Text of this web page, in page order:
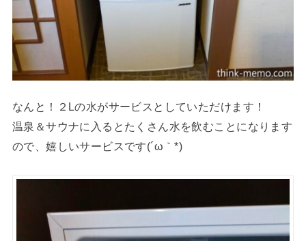
なんと！２Lの水がサービスとしていただけます！
温泉＆サウナに入るとたくさん水を飲むことになります
ので、嬉しいサービスです(´ω｀*)